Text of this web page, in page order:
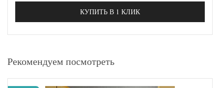
КУПИТЬ В 1 КЛИК
Рекомендуем посмотреть